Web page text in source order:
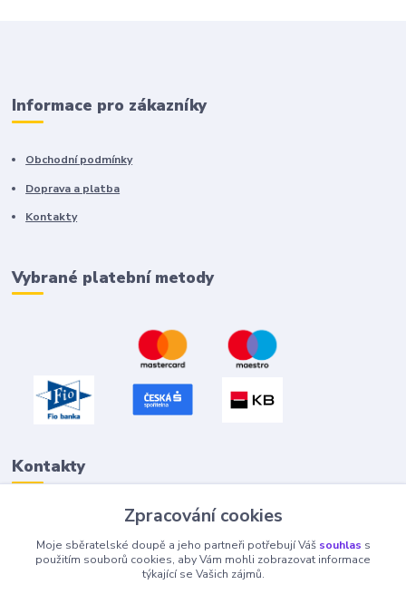
Informace pro zákazníky
Obchodní podmínky
Doprava a platba
Kontakty
Vybrané platební metody
Kontakty
info@tivan.cz
Zpracování cookies
Moje sběratelské doupě a jeho partneři potřebují Váš souhlas s
použitím souborů cookies, aby Vám mohli zobrazovat informace
týkající se Vašich zájmů.